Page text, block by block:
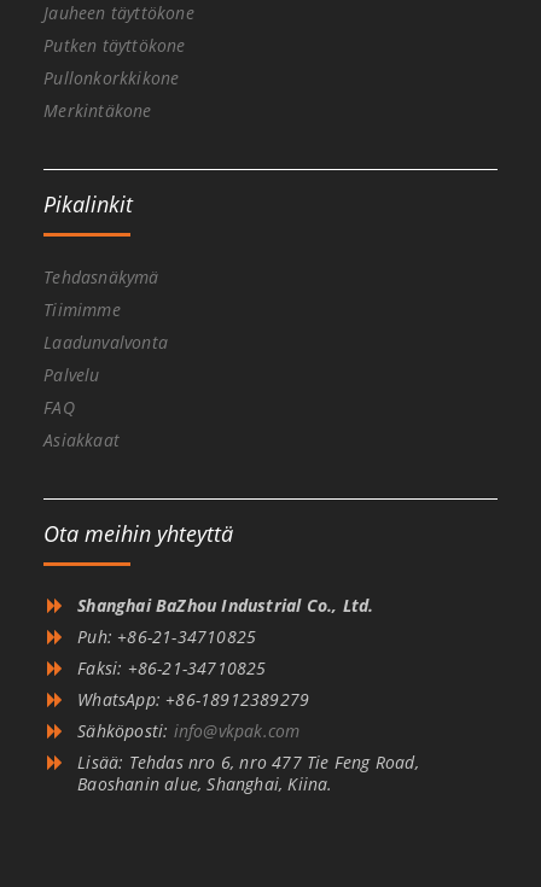
Jauheen täyttökone
Putken täyttökone
Pullonkorkkikone
Merkintäkone
Pikalinkit
Tehdasnäkymä
Tiimimme
Laadunvalvonta
Palvelu
FAQ
Asiakkaat
Ota meihin yhteyttä
Shanghai BaZhou Industrial Co., Ltd.
Puh: +86-21-34710825
Faksi: +86-21-34710825
WhatsApp: +86-18912389279
Sähköposti: info@vkpak.com
Lisää: Tehdas nro 6, nro 477 Tie Feng Road,
Baoshanin alue, Shanghai, Kiina.